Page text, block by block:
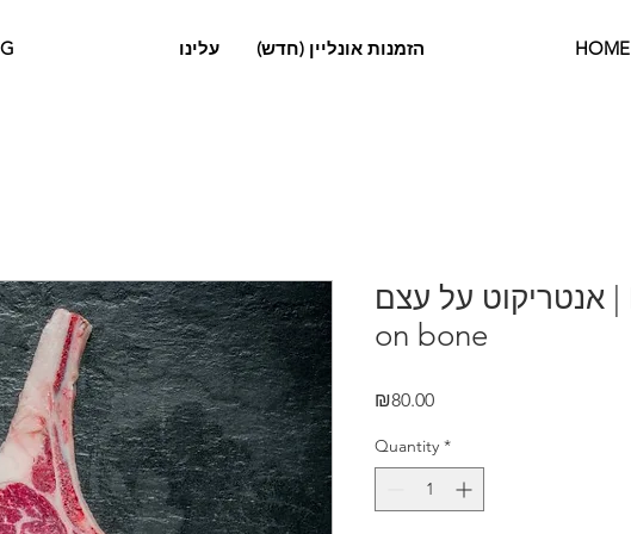
HOME הזמנות אונליין (חדש) עלינו
אנטריקוט על עצם | Entrecote
on bone
₪80.00Price
Quantity *